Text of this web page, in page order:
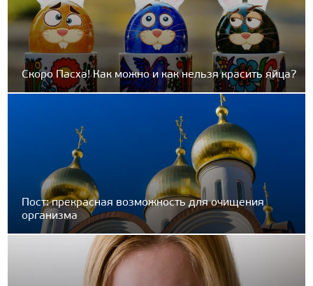
Скоро Пасха! Как можно и как нельзя красить яйца?
Пост: прекрасная возможность для очищения
организма